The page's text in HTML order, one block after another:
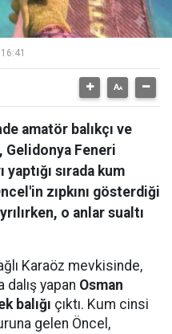
amatör balıkçı ve
Gelidonya Feneri
yaptığı sırada kum
zıpkını gösterdiği
o anlar sualtı
Karaöz mevkisinde,
dalış yapan Osman
balığı çıktı. Kum cinsi
gelen Öncel,